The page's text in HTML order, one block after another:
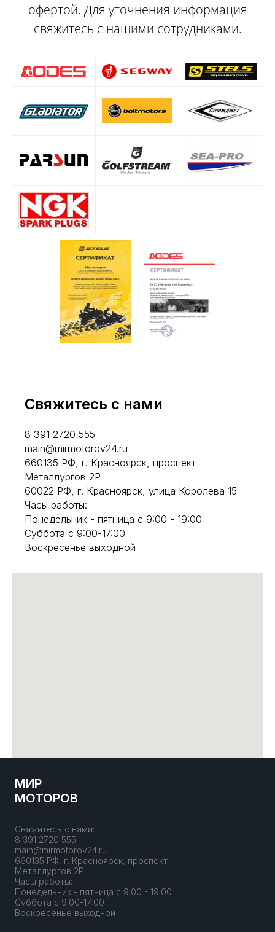
офертой. Для уточнения информация
свяжитесь с нашими сотрудниками.
Свяжитесь с нами
8 391 2720 555
main@mirmotorov24.ru
660135 РФ, г. Красноярск, проспект
Металлургов 2Р
60022 РФ, г. Красноярск, улица Королева 15
Часы работы:
Понедельник - пятница с 9:00 - 19:00
Суббота с 9:00-17:00
Воскресенье выходной
МИР
МОТОРОВ
Свяжитесь с нами:
8 391 2720 555
main@mirmotorov24.ru
660135 РФ, г. Красноярск, проспект
Металлургов 2Р
Часы работы:
Понедельник - пятница с 9:00 - 19:00
Суббота с 9:00-17:00
Воскресенье выходной